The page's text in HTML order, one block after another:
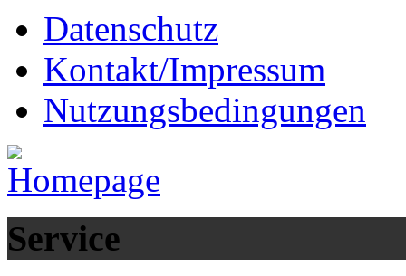
Datenschutz
Kontakt/Impressum
Nutzungsbedingungen
Service